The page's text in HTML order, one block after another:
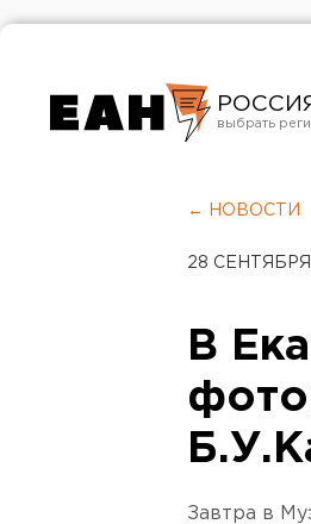
← НОВОСТИ
28 СЕНТЯБРЯ
В
Завтра в